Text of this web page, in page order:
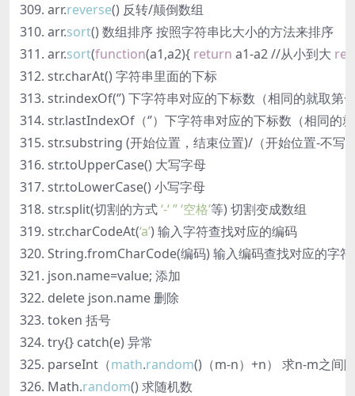
arr.reverse() 反转/颠倒数组
arr.sort() 数组排序 按照字符串比大小的方法来排序
arr.sort(function(a1,a2){ return a1-a2 //从小到大
str.charAt() 字符串里面的下标
str.indexOf(‘’) 下字符串对应的下标数（相同的就取第
str.lastIndexOf（‘’）下字符串对应的下标数（相同的
str.substring (开始位置，结束位置)/（开始位置-不写
str.toUpperCase() 大写字母
str.toLowerCase() 小写字母
str.split(切割的方式‘-‘”‘空格’等) 切割变成数组
str.charCodeAt(‘a’) 输入字符查找对应的编码
String.fromCharCode(编码) 输入编码查找对应的字符
json.name=value; 添加
delete json.name 删除
token 括号
try{} catch(e) 异常
parseInt（math.random()（m-n）+n） 求n-m之间
Math.random() 求随机数